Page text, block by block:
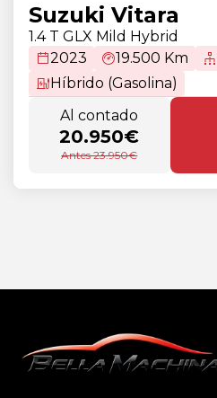
Suzuki Vitara
1.4 T GLX Mild Hybrid
2023
19.500 Km
Híbrido (Gasolina)
Al contado
20.950€
Antes 23.950€